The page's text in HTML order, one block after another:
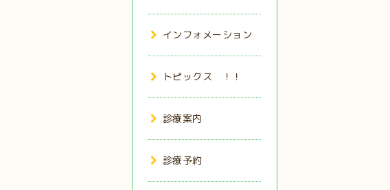
インフォメーション
トピックス ！！
診療案内
診療予約